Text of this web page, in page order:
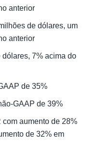
anterior
de dólares, um
anterior
7% acima do
de 35%
GAAP de 39%
aumento de 28%
de 32% em